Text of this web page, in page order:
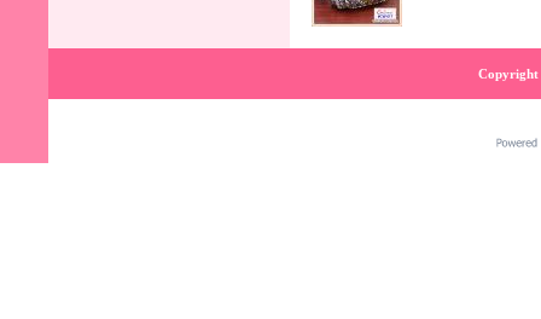
Copyright